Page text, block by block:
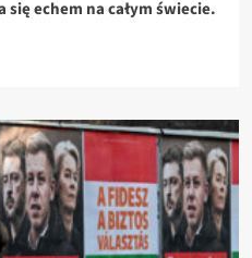
się echem na całym świecie.